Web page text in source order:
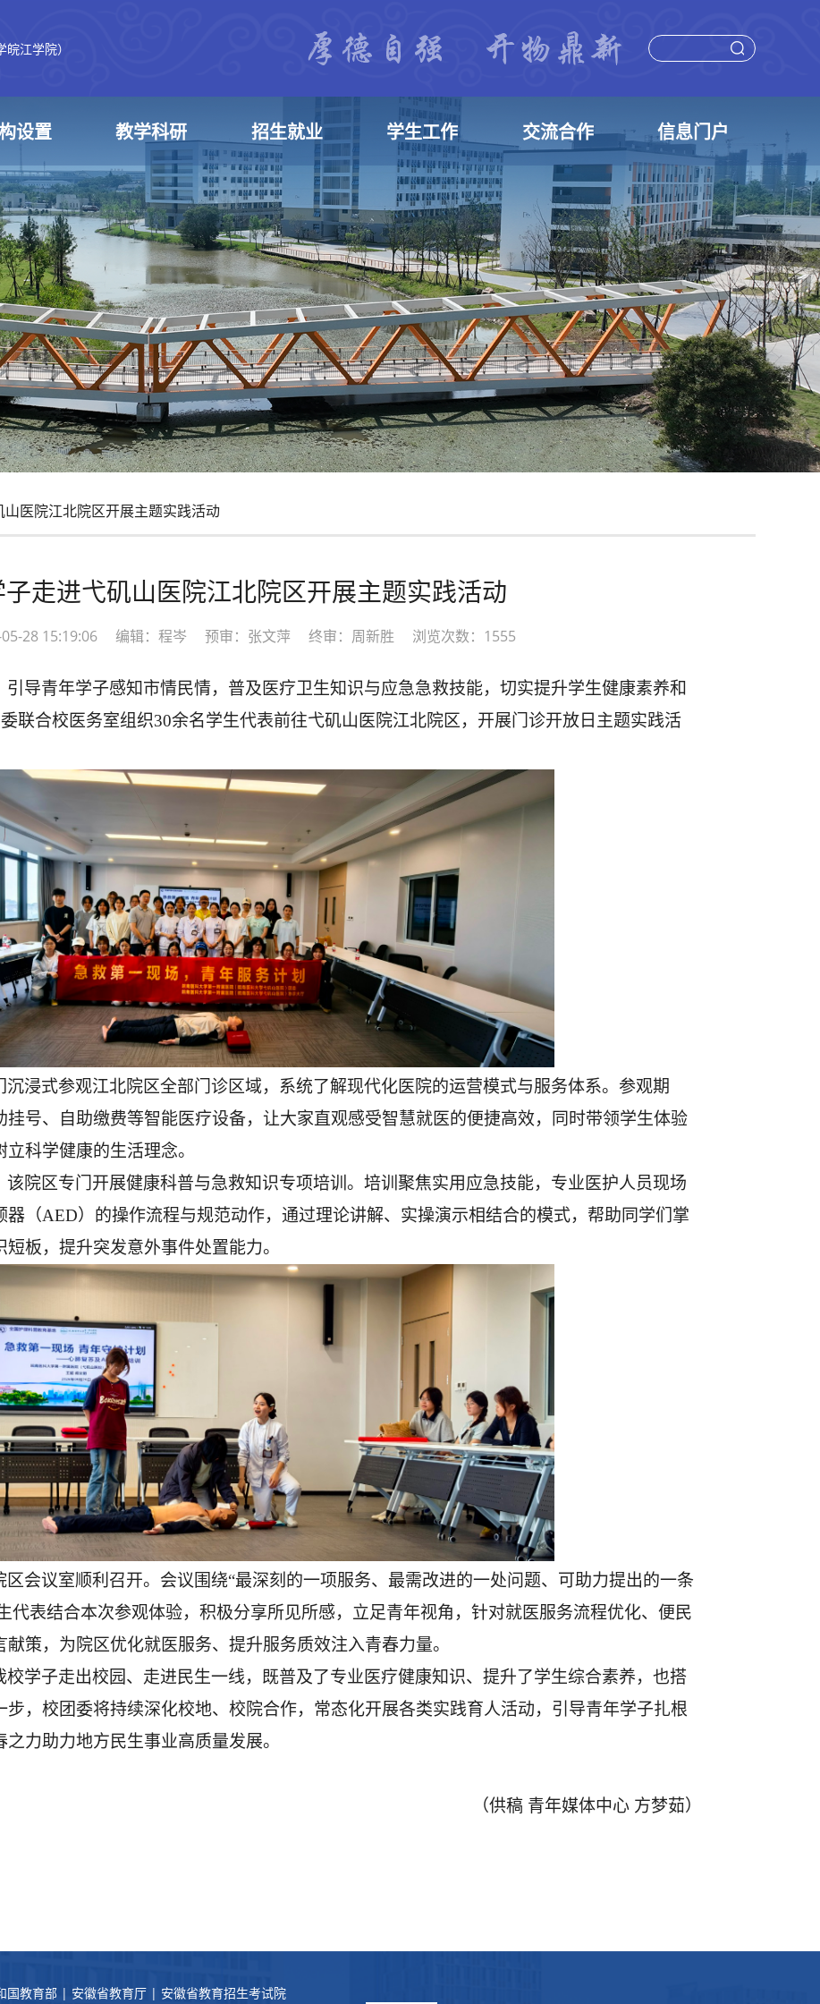
皖江学院）
设置 教学科研 招生就业 学生工作 交流合作 信息门户
医院江北院区开展主题实践活动
走进弋矶山医院江北院区开展主题实践活动
05-28 15:19:06 编辑：程岑 预审：张文萍 终审：周新胜 浏览次数：1555
导青年学子感知市情民情，普及医疗卫生知识与应急急救技能，切实提升学生健康素养和
联合校医务室组织30余名学生代表前往弋矶山医院江北院区，开展门诊开放日主题实践活
浸式参观江北院区全部门诊区域，系统了解现代化医院的运营模式与服务体系。参观期
号、自助缴费等智能医疗设备，让大家直观感受智慧就医的便捷高效，同时带领学生体验
科学健康的生活理念。
院区专门开展健康科普与急救知识专项培训。培训聚焦实用应急技能，专业医护人员现场
器（AED）的操作流程与规范动作，通过理论讲解、实操演示相结合的模式，帮助同学们掌
板，提升突发意外事件处置能力。
会议室顺利召开。会议围绕“最深刻的一项服务、最需改进的一处问题、可助力提出的一条
代表结合本次参观体验，积极分享所见所感，立足青年视角，针对就医服务流程优化、便民
策，为院区优化就医服务、提升服务质效注入青春力量。
学子走出校园、走进民生一线，既普及了专业医疗健康知识、提升了学生综合素养，也搭
，校团委将持续深化校地、校院合作，常态化开展各类实践育人活动，引导青年学子扎根
力助力地方民生事业高质量发展。
（供稿 青年媒体中心 方梦茹）
国教育部| 安徽省教育厅| 安徽省教育招生考试院